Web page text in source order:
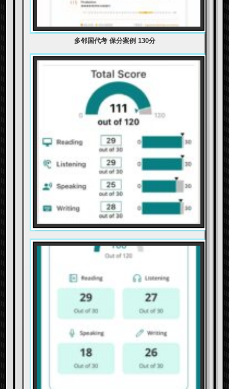
多邻国代考 保分案例 130分